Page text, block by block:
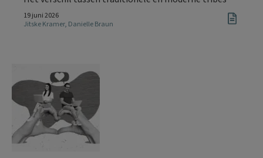
19 juni 2026
Jitske Kramer, Danielle Braun